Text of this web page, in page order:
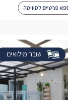
פרטיים לסוויטה
שובר מילואים